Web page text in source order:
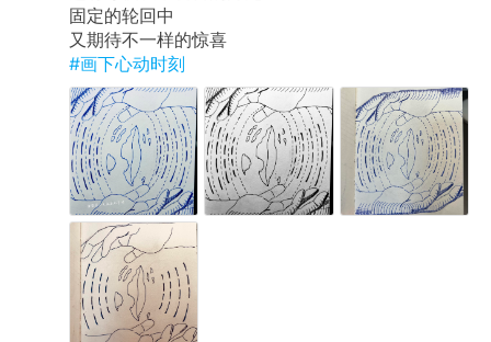
固定的轮回中
又期待不一样的惊喜
#画下心动时刻